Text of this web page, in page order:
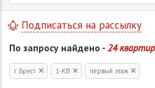
По запросу найдено - 24
Подписаться на рассылку
г. Брест 1-КВ первый этаж